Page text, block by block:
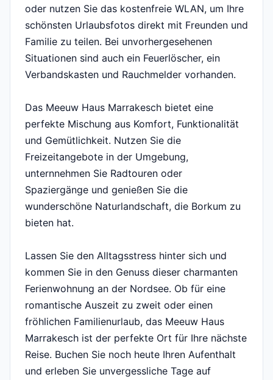
oder nutzen Sie das kostenfreie WLAN, um Ihre
schönsten Urlaubsfotos direkt mit Freunden und
Familie zu teilen. Bei unvorhergesehenen
Situationen sind auch ein Feuerlöscher, ein
Verbandskasten und Rauchmelder vorhanden.
Das Meeuw Haus Marrakesch bietet eine
perfekte Mischung aus Komfort, Funktionalität
und Gemütlichkeit. Nutzen Sie die
Freizeitangebote in der Umgebung,
unternnehmen Sie Radtouren oder
Spaziergänge und genießen Sie die
wunderschöne Naturlandschaft, die Borkum zu
bieten hat.
Lassen Sie den Alltagsstress hinter sich und
kommen Sie in den Genuss dieser charmanten
Ferienwohnung an der Nordsee. Ob für eine
romantische Auszeit zu zweit oder einen
fröhlichen Familienurlaub, das Meeuw Haus
Marrakesch ist der perfekte Ort für Ihre nächste
Reise. Buchen Sie noch heute Ihren Aufenthalt
und erleben Sie unvergessliche Tage auf